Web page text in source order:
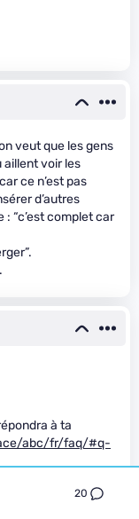
20
veut que les gens
voir les
ce n’est pas
d’autres
: “c’est complet car
à ta
abc/fr/faq/#q-